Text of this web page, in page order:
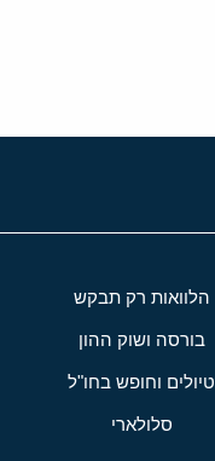
הלוואות רק תבקש
בורסה ושוק ההון
טיולים וחופש בחו"ל
סלולארי